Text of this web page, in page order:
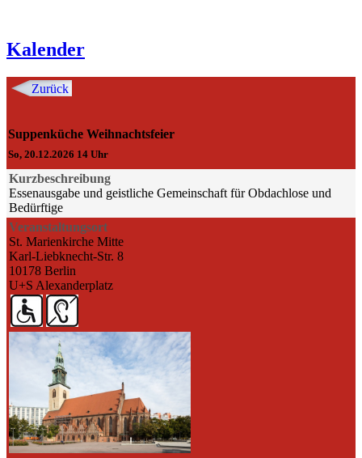
Kalender
Zurück
Suppenküche Weihnachtsfeier
So, 20.12.2026 14 Uhr
Kurzbeschreibung
Essenausgabe und geistliche Gemeinschaft für Obdachlose und
Bedürftige
Veranstaltungsort
St. Marienkirche Mitte
Karl-Liebknecht-Str. 8
10178 Berlin
U+S Alexanderplatz